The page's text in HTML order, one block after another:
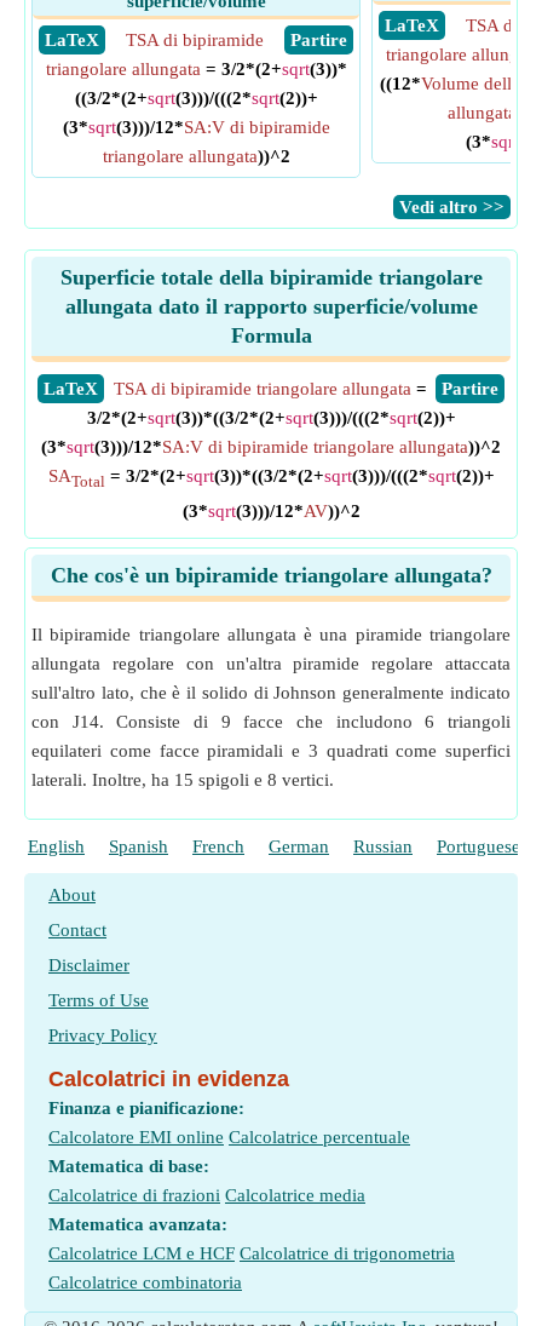
​ LaTeX
​ Partire
TSA di bipiramide
triangolare allungata = 3/2*(2+sqrt(3))*
((3/2*(2+sqrt(3)))/(((2*sqrt(2))+
(3*sqrt(3)))/12*SA:V di bipiramide
triangolare allungata))^2
​ LaTeX
TSA di
triangolare allungata
((12*Volume della
allungata
(3*sqrt
​Vedi altro >>
Superficie totale della bipiramide triangolare
allungata dato il rapporto superficie/volume
Formula
​LaTeX ​Partire
TSA di bipiramide triangolare allungata =
3/2*(2+sqrt(3))*((3/2*(2+sqrt(3)))/(((2*sqrt(2))+
(3*sqrt(3)))/12*SA:V di bipiramide triangolare allungata))^2
SATotal = 3/2*(2+sqrt(3))*((3/2*(2+sqrt(3)))/(((2*sqrt(2))+
(3*sqrt(3)))/12*AV))^2
Che cos'è un bipiramide triangolare allungata?
Il bipiramide triangolare allungata è una piramide triangolare
allungata regolare con un'altra piramide regolare attaccata
sull'altro lato, che è il solido di Johnson generalmente indicato
con J14. Consiste di 9 facce che includono 6 triangoli
equilateri come facce piramidali e 3 quadrati come superfici
laterali. Inoltre, ha 15 spigoli e 8 vertici.
English Spanish French German Russian Portuguese
About
Contact
Disclaimer
Terms of Use
Privacy Policy
Calcolatrici in evidenza
Finanza e pianificazione:
Calcolatore EMI online Calcolatrice percentuale
Matematica di base:
Calcolatrice di frazioni Calcolatrice media
Matematica avanzata:
Calcolatrice LCM e HCF Calcolatrice di trigonometria
Calcolatrice combinatoria